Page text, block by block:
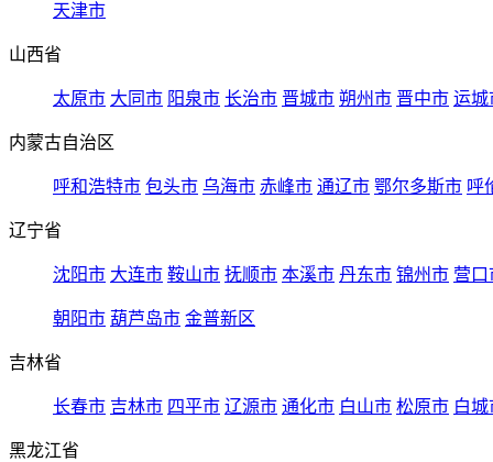
天津市
山西省
太原市 大同市 阳泉市 长治市 晋城市 朔州市 晋中市 运城
内蒙古自治区
呼和浩特市 包头市 乌海市 赤峰市 通辽市 鄂尔多斯市 呼
辽宁省
沈阳市 大连市 鞍山市 抚顺市 本溪市 丹东市 锦州市 营口
朝阳市 葫芦岛市 金普新区
吉林省
长春市 吉林市 四平市 辽源市 通化市 白山市 松原市 白城
黑龙江省